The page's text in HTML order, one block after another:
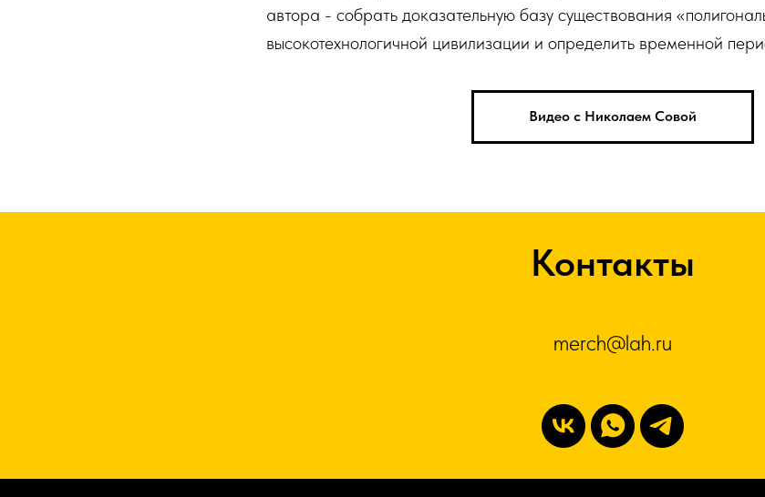
автора - собрать доказательную базу существования
высокотехнологичной цивилизации и определить временной
Видео с Николаем Совой
Контакты
merch@lah.ru